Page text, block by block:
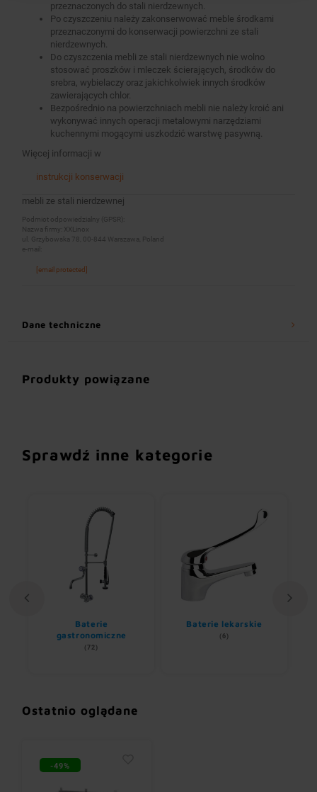
przeznaczonych do stali nierdzewnych.
Po czyszczeniu należy zakonserwować meble środkami
przeznaczonymi do konserwacji powierzchni ze stali
nierdzewnych.
Do czyszczenia mebli ze stali nierdzewnych nie wolno
stosować proszków i mleczek ścierających, środków do
srebra, wybielaczy oraz jakichkolwiek innych środków
zawierających chlor.
Bezpośrednio na powierzchniach mebli nie należy kroić ani
wykonywać innych operacji metalowymi narzędziami
kuchennymi mogącymi uszkodzić warstwę pasywną.
Więcej informacji w
instrukcji konserwacji
mebli ze stali nierdzewnej
Podmiot odpowiedzialny (GPSR):
Nazwa firmy: XXLinox
ul. Grzybowska 78, 00-844 Warszawa, Poland
e-mail:
[email protected]
Dane techniczne
Produkty powiązane
Sprawdź inne kategorie
Baterie
gastronomiczne
(72)
Baterie lekarskie
(6)
Ostatnio oglądane
-49%